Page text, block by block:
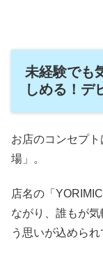
未経験でも
しめる！デ
お店のコンセプ
場」。
店名の「
ながり、誰もが気
う思いが込められ